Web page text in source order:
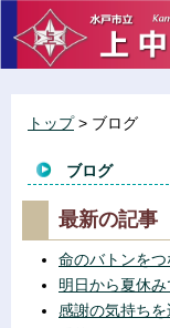
トップ> ブログ
ブログ
最新の記事
命のバトンを
明日から夏休み
感謝の気持ちを